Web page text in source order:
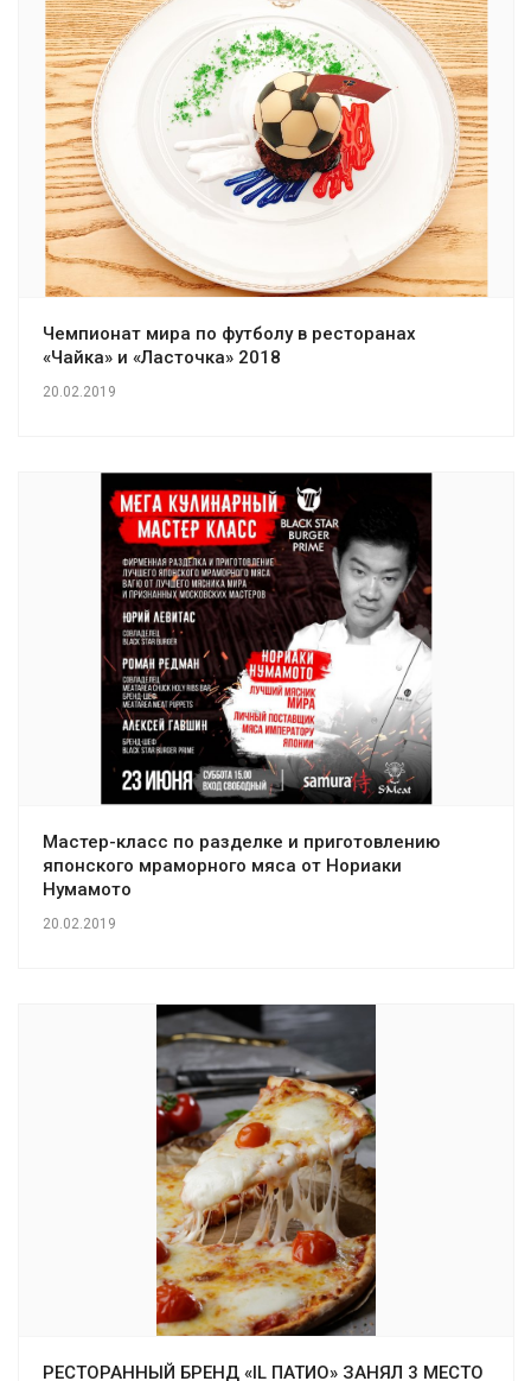
Чемпионат мира по футболу в ресторанах
«Чайка» и «Ласточка» 2018
20.02.2019
Мастер-класс по разделке и приготовлению
японского мраморного мяса от Нориаки
Нумамото
20.02.2019
РЕСТОРАННЫЙ БРЕНД «IL ПАТИО» ЗАНЯЛ 3 МЕСТО